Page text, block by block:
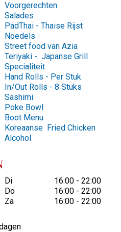
Voorgerechten
Salades
PadThai - Thaise Rijst
Noedels
Street food van Azia
Teriyaki - Japanse Grill
Specialiteit
Hand Rolls - Per Stuk
In/Out Rolls - 8 Stuks
Sashimi
Poke Bowl
Boot Menu
Koreaanse Fried Chicken
Alcohol
Di
16:00 - 22:00
Do
16:00 - 22:00
Za
16:00 - 22:00